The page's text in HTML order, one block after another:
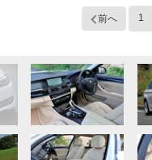
前へ 1